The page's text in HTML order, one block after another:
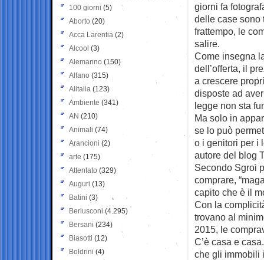
giorni fa
delle case sono
frattempo, le
salire.
Come insegna
dell’offerta, il
a crescere
disposte ad
legge non sta
Ma solo in
se lo può
o i genitori per i
autore del blog
Secondo Sgroi
comprare,
capito che è il
Con la
trovano al
2015, le
C’è casa e
che gli immobili
100 giorni (5)
Aborto (20)
Acca Larentia (2)
Alcool (3)
Alemanno (150)
Alfano (315)
Alitalia (123)
Ambiente (341)
AN (210)
Animali (74)
Arancioni (2)
arte (175)
Attentato (329)
Auguri (13)
Batini (3)
Berlusconi (4.295)
Bersani (234)
Biasotti (12)
Boldrini (4)